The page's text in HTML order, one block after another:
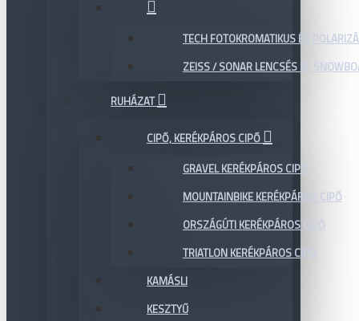
TECH FOTOKROMATIKUS ÉS
ZEISS / SONAR LENCSÉS SÍ,
RUHÁZAT
CIPŐ, KERÉKPÁROS CIPŐ
GRAVEL KERÉKPÁROS CIPŐ
MOUNTAINBIKE KERÉKPÁROS CIPŐ
ORSZÁGÚTI KERÉKPÁROS CIPŐ
TRIATLON KERÉKPÁROS CIPŐ
KAMÁSLI
KESZTYŰ